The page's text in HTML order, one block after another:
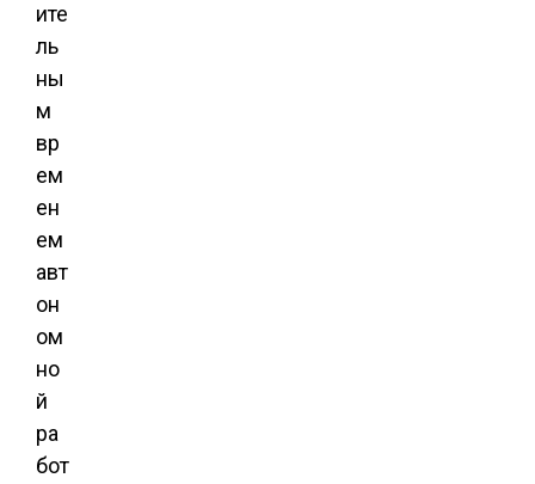
ите
ль
ны
м
вр
ем
ен
ем
авт
он
ом
но
й
ра
бот